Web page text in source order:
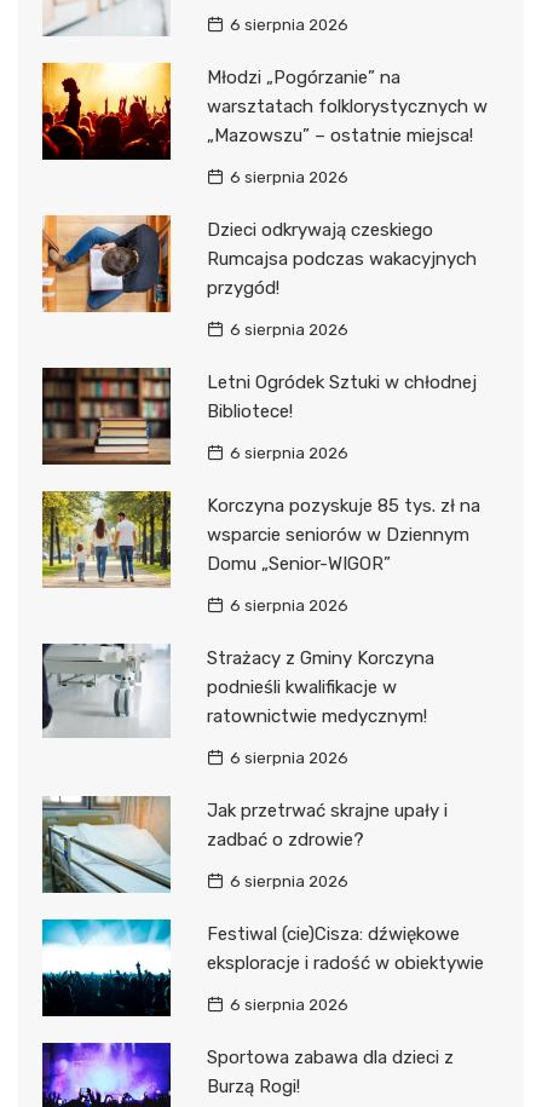
6 sierpnia 2026
Młodzi „Pogórzanie” na
warsztatach folklorystycznych w
„Mazowszu” – ostatnie miejsca!
6 sierpnia 2026
Dzieci odkrywają czeskiego
Rumcajsa podczas wakacyjnych
przygód!
6 sierpnia 2026
Letni Ogródek Sztuki w chłodnej
Bibliotece!
6 sierpnia 2026
Korczyna pozyskuje 85 tys. zł na
wsparcie seniorów w Dziennym
Domu „Senior-WIGOR”
6 sierpnia 2026
Strażacy z Gminy Korczyna
podnieśli kwalifikacje w
ratownictwie medycznym!
6 sierpnia 2026
Jak przetrwać skrajne upały i
zadbać o zdrowie?
6 sierpnia 2026
Festiwal (cie)Cisza: dźwiękowe
eksploracje i radość w obiektywie
6 sierpnia 2026
Sportowa zabawa dla dzieci z
Burzą Rogi!